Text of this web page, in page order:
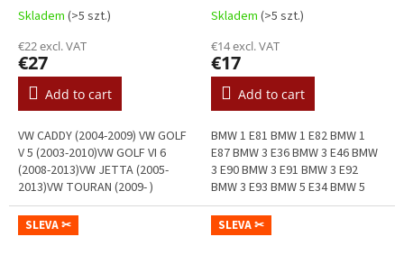
Skladem (>5 szt.)
€22 excl. VAT
€27
Add to cart
VW CADDY (2004-2009) VW GOLF
V 5 (2003-2010)VW GOLF VI 6
(2008-2013)VW JETTA (2005-
2013)VW TOURAN (2009- )
Skladem (>5 szt.)
€14 excl. VAT
€17
Add to cart
BMW 1 E81 BMW 1 E82 BMW 1
E87 BMW 3 E36 BMW 3 E46 BMW
3 E90 BMW 3 E91 BMW 3 E92
BMW 3 E93 BMW 5 E34 BMW 5
E39 BMW 5 E60 BMW 5 E61 BMW
6 E63 BMW 6 E64 BMW X1 E84
BMW X3 E83 BMW...
SLEVA ✂ SLEVA ✂